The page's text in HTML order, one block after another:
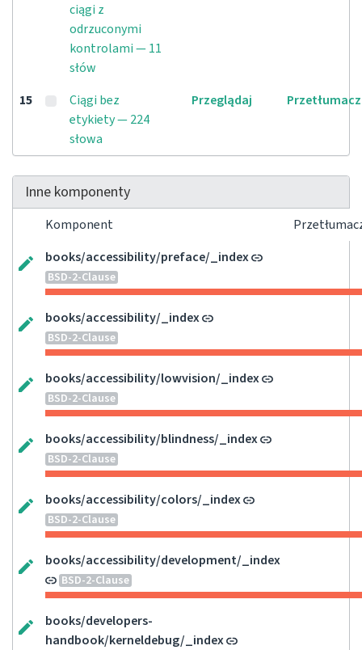
ciągi z
odrzuconymi
kontrolami — 11
słów
15
Ciągi bez
etykiety — 224
słowa
Przeglądaj Przetłumacz
Inne komponenty
Komponent
books/accessibility/preface/_index
BSD-2-Clause
books/accessibility/_index
BSD-2-Clause
books/accessibility/lowvision/_index
BSD-2-Clause
books/accessibility/blindness/_index
BSD-2-Clause
books/accessibility/colors/_index
BSD-2-Clause
books/accessibility/development/_index
BSD-2-Clause
books/developers-
handbook/kerneldebug/_index